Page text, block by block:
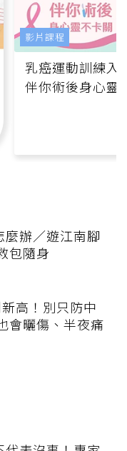
乳癌運動訓練入
伴你術後身心靈
影片課程
麼辦／遊江南腳
包隨身
高！別只防中
會曬傷、半夜痛